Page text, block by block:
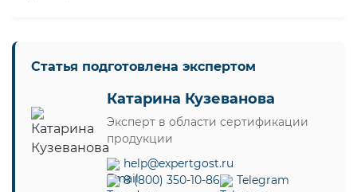
Статья подготовлена экспертом
Катарина Кузеванова
Эксперт в области сертификации
продукции
help@expertgost.ru
8 (800) 350-10-86
Telegram